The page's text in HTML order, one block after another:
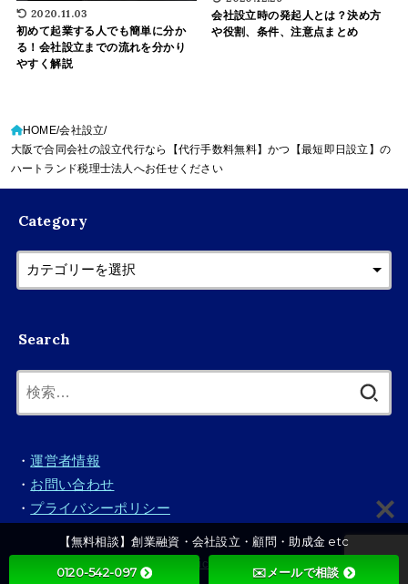
2020.11.03
初めて起業する人でも簡単に分か
る！会社設立までの流れを分かり
やすく解説
会社設立時の発起人とは？決め方
や役割、条件、注意点まとめ
HOME 会社設立
大阪で合同会社の設立代行なら【代行手数料無料】かつ【最短即日設立】の
ハートランド税理士法人へお任せください
Category
Search
・運営者情報
・ お問い合わせ
・ プライバシーポリシー
HEARTLAND Picks All Rights Reserved.
【無料相談】創業融資・会社設立・顧問・助成金 etc
0120-542-097 ✉️メールで相談